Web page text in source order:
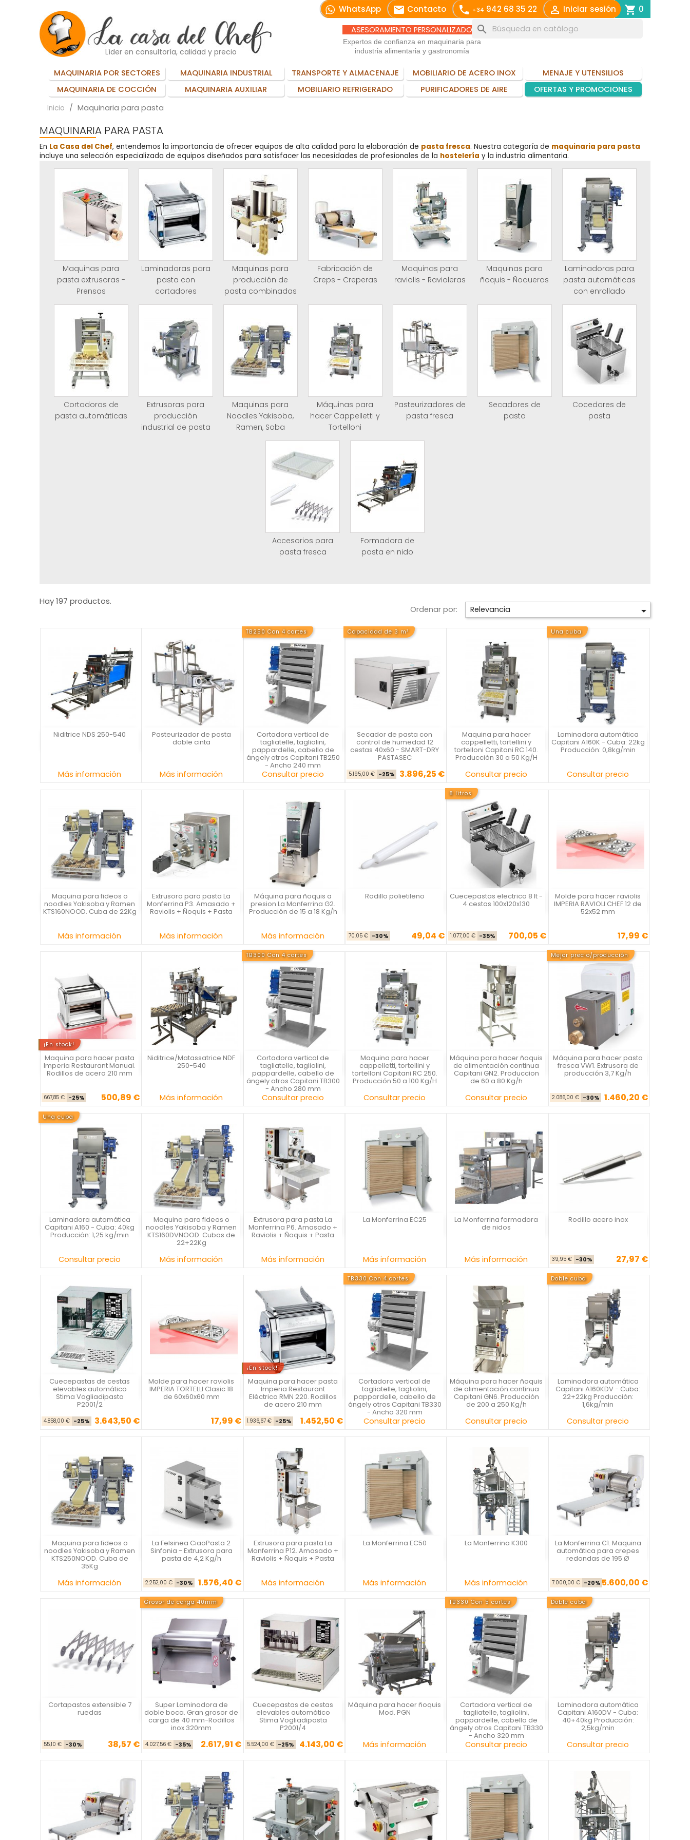
WhatsApp email Contacto call +34 942 68 35 22  Iniciar sesión shopping_cart 0
Líder en consultoría, calidad y precio
ASESORAMIENTO PERSONALIZADO
Expertos de confianza en maquinaria para
industria alimentaria y gastronomía
search
MAQUINARIA POR SECTORES MAQUINARIA INDUSTRIAL TRANSPORTE Y ALMACENAJE MOBILIARIO DE ACERO INOX
MENAJE Y UTENSILIOS
MAQUINARIA DE COCCIÓN
MAQUINARIA AUXILIAR MOBILIARIO REFRIGERADO PURIFICADORES DE AIRE OFERTAS Y PROMOCIONES
Inicio Maquinaria para pasta
MAQUINARIA PARA PASTA
En La Casa del Chef, entendemos la importancia de ofrecer equipos de alta calidad para la elaboración de pasta fresca. Nuestra categoría de maquinaria para pasta
incluye una selección especializada de equipos diseñados para satisfacer las necesidades de profesionales de la hostelería y la industria alimentaria.
Maquinas para
pasta extrusoras -
Prensas
Laminadoras para
pasta con
cortadores
Maquinas para
producción de
pasta combinadas
Fabricación de
Creps - Creperas
Maquinas para
raviolis - Ravioleras
Maquinas para
ñoquis - Ñoqueras
Laminadoras para
pasta automáticas
con enrollado
Cortadoras de
pasta automáticas
Extrusoras para
producción
industrial de pasta
Maquinas para
Noodles Yakisoba,
Ramen, Soba
Máquinas para
hacer Cappelletti y
Tortelloni
Pasteurizadores de
pasta fresca
Secadores de
pasta
Cocedores de
pasta
Accesorios para
pasta fresca
Formadora de
pasta en nido
Hay 197 productos.
Ordenar por: Relevancia 
Niditrice NDS 250-540
Precio
Más información
La Casa del Chef Pasteurizador de pasta
doble cinta
Precio
Más información
La Casa del Chef
TB250 Con 4 cortes
Cortadora vertical de
tagliatelle, tagliolini,
pappardelle, cabello de
ángely otros Capitani TB250
- Ancho 240 mm
Precio
Consultar precio
Capitani
Capacidad de 3 m²
Secador de pasta con
control de humedad 12
cestas 40x60 - SMART-DRY
PASTASEC
Precio base
5.195,00 € -25% Precio
3.896,25 €
La Casa del Chef Maquina para hacer
cappelletti, tortellini y
tortelloni Capitani RC 140.
Producción 30 a 50 Kg/H
Precio
Consultar precio
Capitani
Una cuba
Laminadora automática
Capitani A160K - Cuba: 22kg
Producción: 0,8kg/min
Precio
Consultar precio
Capitani
Maquina para fideos o
noodles Yakisoba y Ramen
KTS160NOOD. Cuba de 22Kg
Precio
Más información
Capitani Extrusora para pasta La
Monferrina P3. Amasado +
Raviolis + Ñoquis + Pasta
Precio
Más información
La Monferrina Máquina para ñoquis a
presion La Monferrina G2.
Producción de 15 a 18 Kg/h
Precio
Más información
La Monferrina Rodillo polietileno
Precio base
70,05 € -30% Precio
49,04 €
La Casa del Chef
8 litros
Cuecepastas electrico 8 lt -
4 cestas 100x120x130
Precio base
1.077,00 € -35% Precio
700,05 €
La Casa del Chef Molde para hacer raviolis
IMPERIA RAVIOLI CHEF 12 de
52x52 mm
Precio17,99 €
IMPERIA
¡En stock!
Maquina para hacer pasta
Imperia Restaurant Manual.
Rodillos de acero 210 mm
Precio base
667,85 € -25% Precio
500,89 €
IMPERIA Niditrice/Matassatrice NDF
250-540
Precio
Más información
La Casa del Chef
TB300 Con 4 cortes
Cortadora vertical de
tagliatelle, tagliolini,
pappardelle, cabello de
ángely otros Capitani TB300
- Ancho 280 mm
Precio
Consultar precio
Capitani Maquina para hacer
cappelletti, tortellini y
tortelloni Capitani RC 250.
Producción 50 a 100 Kg/H
Precio
Consultar precio
Capitani Máquina para hacer ñoquis
de alimentación continua
Capitani GN2. Produccion
de 60 a 80 Kg/h
Precio
Consultar precio
Capitani
Mejor precio/producción
Máquina para hacer pasta
fresca VW1. Extrusora de
producción 3,7 Kg/h
Precio base
2.086,00 € -30% Precio
1.460,20 €
Scovali
Una cuba
Laminadora automática
Capitani A160 - Cuba: 40kg
Producción: 1,25 kg/min
Precio
Consultar precio
Capitani Maquina para fideos o
noodles Yakisoba y Ramen
KTS160DVNOOD. Cubas de
22+22Kg
Precio
Más información
Capitani Extrusora para pasta La
Monferrina P6. Amasado +
Raviolis + Ñoquis + Pasta
Precio
Más información
La Monferrina La Monferrina EC25
Precio
Más información
La Monferrina La Monferrina formadora
de nidos
Precio
Más información
La Monferrina Rodillo acero inox
Precio base
39,95 € -30% Precio
27,97 €
La Casa del Chef
Cuecepastas de cestas
elevables automático
Stima Vogliadipasta
P2001/2
Precio base
4.858,00 € -25% Precio
3.643,50 €
STIMA Molde para hacer raviolis
IMPERIA TORTELLI Clasic 18
de 60x60x60 mm
Precio17,99 €
IMPERIA
¡En stock!
Maquina para hacer pasta
Imperia Restaurant
Eléctrica RMN 220. Rodillos
de acero 210 mm
Precio base
1.936,67 € -25% Precio
1.452,50 €
IMPERIA
TB330 Con 4 cortes
Cortadora vertical de
tagliatelle, tagliolini,
pappardelle, cabello de
ángely otros Capitani TB330
- Ancho 320 mm
Precio
Consultar precio
Capitani Máquina para hacer ñoquis
de alimentación continua
Capitani GN6. Producción
de 200 a 250 Kg/h
Precio
Consultar precio
Capitani
Doble cuba
Laminadora automática
Capitani A160KDV - Cuba:
22+22kg Producción:
1,6kg/min
Precio
Consultar precio
Capitani
Maquina para fideos o
noodles Yakisoba y Ramen
KTS250NOOD. Cuba de
35Kg
Precio
Más información
Capitani La Felsinea CiaoPasta 2
Sinfonia - Extrusora para
pasta de 4,2 Kg/h
Precio base
2.252,00 € -30% Precio
1.576,40 €
La Casa del Chef Extrusora para pasta La
Monferrina P12. Amasado +
Raviolis + Ñoquis + Pasta
Precio
Más información
La Monferrina La Monferrina EC50
Precio
Más información
La Monferrina La Monferrina K300
Precio
Más información
La Monferrina La Monferrina C1. Maquina
automática para crepes
redondas de 195 Ø
Precio base
7.000,00 € -20% Precio
5.600,00 €
La Monferrina
Cortapastas extensible 7
ruedas
Precio base
55,10 € -30% Precio
38,57 €
La Casa del Chef
Grosor de carga 40mm
Super Laminadora de
doble boca. Gran grosor de
carga de 40 mm-Rodillos
inox 320mm
Precio base
4.027,56 € -35% Precio
2.617,91 €
La Casa del Chef Cuecepastas de cestas
elevables automático
Stima Vogliadipasta
P2001/4
Precio base
5.524,00 € -25% Precio
4.143,00 €
STIMA Máquina para hacer ñoquis
Mod. PGN
Precio
Más información
La Casa del Chef
TB330 Con 5 cortes
Cortadora vertical de
tagliatelle, tagliolini,
pappardelle, cabello de
ángely otros Capitani TB330
- Ancho 320 mm
Precio
Consultar precio
Capitani
Doble cuba
Laminadora automática
Capitani A160DV - Cuba:
40+40kg Producción:
2,5kg/min
Precio
Consultar precio
Capitani